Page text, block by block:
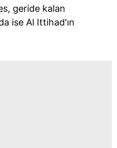
geride kalan
ise Al Ittihad'ın